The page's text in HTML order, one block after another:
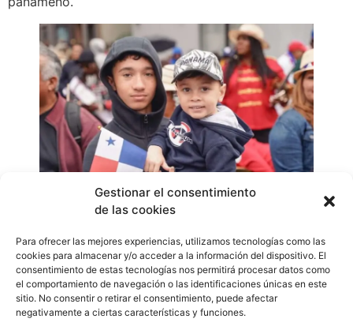
Gestionar el consentimiento
de las cookies
Para ofrecer las mejores experiencias, utilizamos tecnologías como las
cookies para almacenar y/o acceder a la información del dispositivo. El
consentimiento de estas tecnologías nos permitirá procesar datos como
el comportamiento de navegación o las identificaciones únicas en este
sitio. No consentir o retirar el consentimiento, puede afectar
negativamente a ciertas características y funciones.
artesanos y emprendedores panameños, la celebración
cerró con los acordes de los Beachers y Ulpiano
Vergara en la tarima artística.
WhatsApp
Compartir